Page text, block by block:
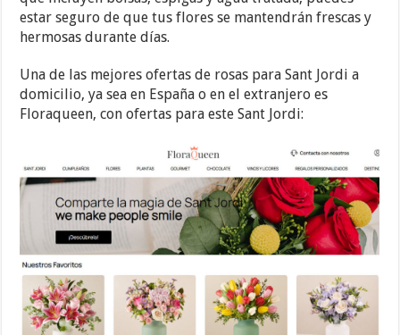
estar seguro de que tus flores se mantendrán frescas y
hermosas durante días.
Una de las mejores ofertas de rosas para Sant Jordi a
domicilio, ya sea en España o en el extranjero es
Floraqueen, con ofertas para este Sant Jordi: